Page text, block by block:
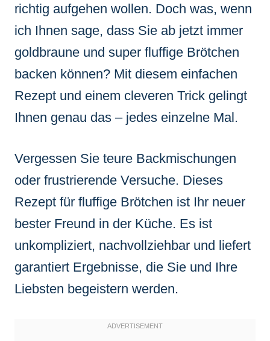
richtig aufgehen wollen. Doch was, wenn
ich Ihnen sage, dass Sie ab jetzt immer
goldbraune und super fluffige Brötchen
backen können? Mit diesem einfachen
Rezept und einem cleveren Trick gelingt
Ihnen genau das – jedes einzelne Mal.
Vergessen Sie teure Backmischungen
oder frustrierende Versuche. Dieses
Rezept für fluffige Brötchen ist Ihr neuer
bester Freund in der Küche. Es ist
unkompliziert, nachvollziehbar und liefert
garantiert Ergebnisse, die Sie und Ihre
Liebsten begeistern werden.